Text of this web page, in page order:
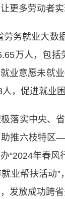
更多劳动者
就业大数据
万人，包
业意愿未就
，促进就业
实中央、省
推六枝特区
“2024年春
业帮扶活动
发放成功跨